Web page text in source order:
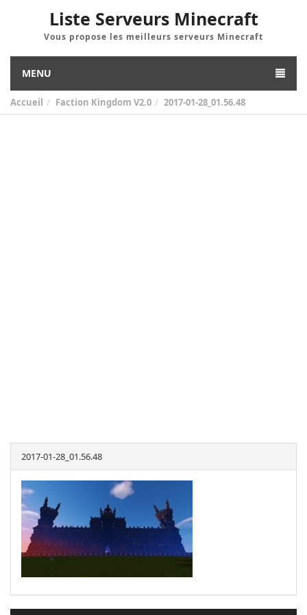
Liste Serveurs Minecraft
Vous propose les meilleurs serveurs Minecraft
MENU
Accueil Faction Kingdom V2.0 2017-01-28_01.56.48
2017-01-28_01.56.48